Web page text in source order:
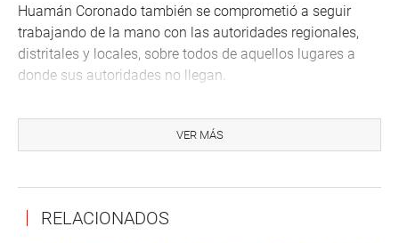
Huamán Coronado también se comprometió a seguir
trabajando de la mano con las autoridades regionales,
distritales y locales, sobre todos de aquellos lugares a
donde sus autoridades no llegan.
los pueblos del Vraem”, expresó.
Ocobamba, Henry Vilches Arango, calificó de histórico el
desarrollo de la sesión de la Comisión Vraem. Dijo que el
compromiso del parlamentario coadyuvará a que los
VER MÁS
RELACIONADOS